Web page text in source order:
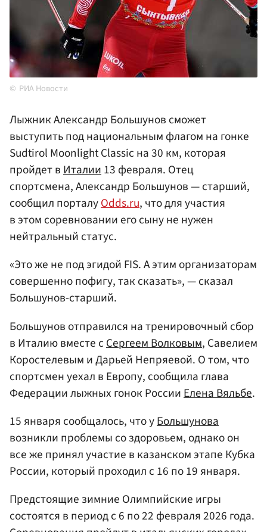
РИА Новости
Лыжник Александр Большунов сможет
выступить под национальным флагом на гонке
Sudtirol Moonlight Classic на 30 км, которая
пройдет вИталии13 февраля. Отец
спортсмена, Александр Большунов — старший,
сообщил порталуOdds.ru, что для участия
в этом соревновании его сыну не нужен
нейтральный статус.
«Это же не под эгидой FIS. А этим организаторам
совершенно пофигу, так сказать», — сказал
Большунов-старший.
Большунов отправился на тренировочный сбор
в Италию вместе с Сергеем Волковым, Савелием
Коростелевым и Дарьей Непряевой. О том, что
спортсмен уехал в Европу, сообщила глава
Федерации лыжных гонок России Елена Вяльбе.
15 января сообщалось, что уБольшунова
возникли проблемы со здоровьем, однако он
все же принял участие в казанском этапе Кубка
России, который проходил с 16 по 19 января.
Предстоящие зимние Олимпийские игры
состоятся в период с 6 по 22 февраля 2026 года.